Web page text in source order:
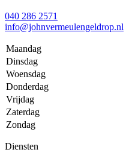
040 286 2571
info@johnvermeulengeldrop.nl
Maandag
Dinsdag
Woensdag
Donderdag
Vrijdag
Zaterdag
Zondag
Diensten